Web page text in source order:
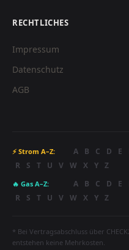
RECHTLICHES
Impressum
Datenschutz
AGB
⚡ Strom A–Z: A B C D E
R
S T U V W X Y Z
🔥 Gas A–Z: A B C D E
R
S T U V W X Y Z
* Bei Vertragsabschluss über
entstehen keine Mehrkosten.